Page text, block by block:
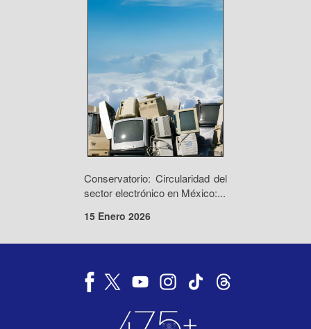
Conservatorio: Circularidad del
sector electrónico en México:...
15 Enero 2026